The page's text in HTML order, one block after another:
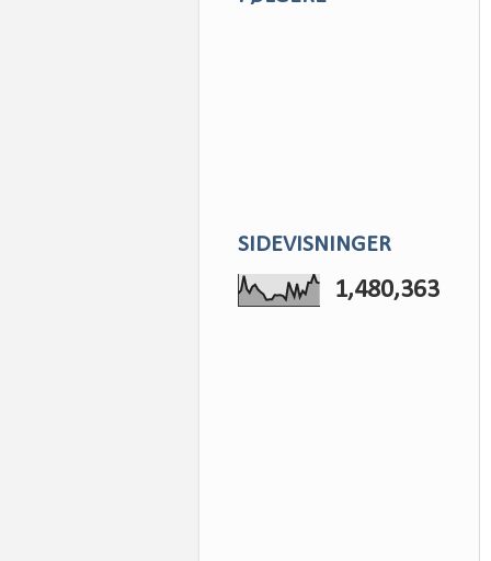
SIDEVISNINGER
1,480,363